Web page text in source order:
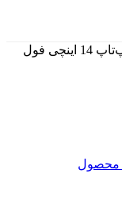
محصولات برچسب خورده “لپ‌تاپ 14 اینچی فول